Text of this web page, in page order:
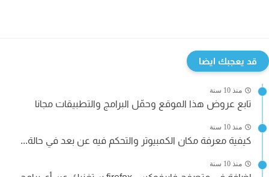
قد يعجبك ايضا
منذ 10 سنة
تابع عروض هذا الموقع وحمّل البرامج والتطبيقات مجانا
منذ 10 سنة
كيفية معرفة مكان الكمبيوتر والتحكم فيه عن بعد في حالة...
منذ 10 سنة